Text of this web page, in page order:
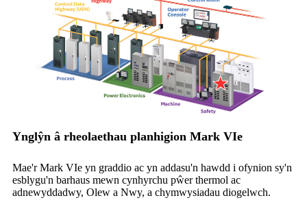
Ynglŷn â rheolaethau planhigion Mark VIe
Mae'r Mark VIe yn graddio ac yn addasu'n hawdd i ofynion sy'n
esblygu'n barhaus mewn cynhyrchu pŵer thermol ac
adnewyddadwy, Olew a Nwy, a chymwysiadau diogelwch.